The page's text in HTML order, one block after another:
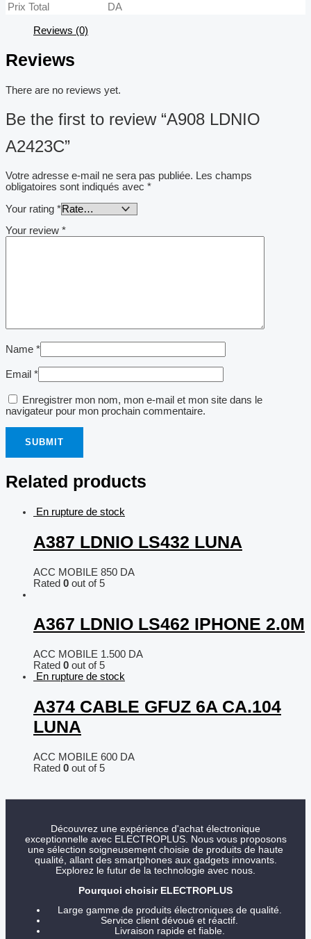
Prix Total
DA
Reviews (0)
Reviews
There are no reviews yet.
Be the first to review “A908 LDNIO
A2423C”
Votre adresse e-mail ne sera pas publiée. Les champs
obligatoires sont indiqués avec *
Your rating *
Your review *
Name *
Email *
Enregistrer mon nom, mon e-mail et mon site dans le
navigateur pour mon prochain commentaire.
Related products
En rupture de stock
A387 LDNIO LS432 LUNA
ACC MOBILE 850 DA
Rated 0 out of 5
A367 LDNIO LS462 IPHONE 2.0M
ACC MOBILE 1.500 DA
Rated 0 out of 5
En rupture de stock
A374 CABLE GFUZ 6A CA.104
LUNA
ACC MOBILE 600 DA
Rated 0 out of 5
Découvrez une expérience d'achat électronique
exceptionnelle avec ELECTROPLUS. Nous vous proposons
une sélection soigneusement choisie de produits de haute
qualité, allant des smartphones aux gadgets innovants.
Explorez le futur de la technologie avec nous.
Pourquoi choisir ELECTROPLUS
Large gamme de produits électroniques de qualité.
Service client dévoué et réactif.
Livraison rapide et fiable.